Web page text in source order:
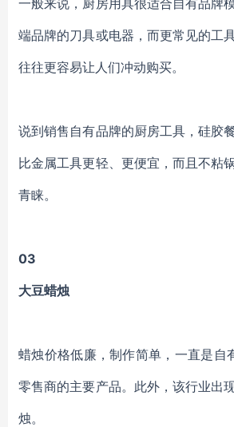
一般来说，厨房用具很适合自有品牌
端品牌的刀具或电器，而更常见的工
往往更容易让人们冲动购买。
说到销售自有品牌的厨房工具，硅胶
比金属工具更轻、更便宜，而且不粘
青睐。
03
大豆蜡烛
蜡烛价格低廉，制作简单，一直是自
零售商的主要产品。此外，该行业出
烛。